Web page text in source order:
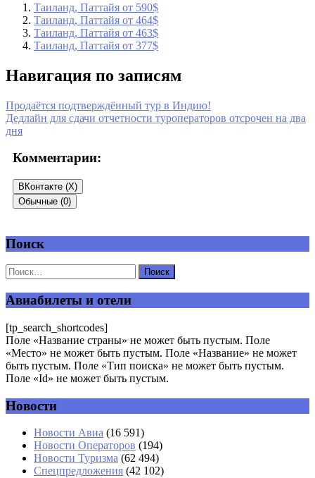
Таиланд, Паттайя от 590$
Таиланд, Паттайя от 464$
Таиланд, Паттайя от 463$
Таиланд, Паттайя от 377$
Навигация по записям
Продаётся подтверждённый тур в Индию!
Дедлайн для сдачи отчетности туроператоров отсрочен на два
дня
Комментарии:
ВКонтакте (X)
Обычные (0)
Добавить комментарий
Ваш адрес email не будет опубликован.
Имя *
Email*
Поиск
Авиабилеты и отели
[tp_search_shortcodes]
Поле «Название страны» не может быть пустым. Поле
«Место» не может быть пустым. Поле «Название» не может
быть пустым. Поле «Тип поиска» не может быть пустым.
Поле «Id» не может быть пустым.
Новости
Новости Авиа (16 591)
Новости Операторов (194)
Новости Туризма (62 494)
Спецпредложения (42 102)